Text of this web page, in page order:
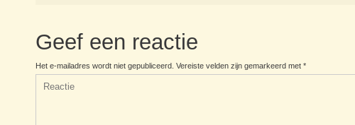
Geef een reactie
Het e-mailadres wordt niet gepubliceerd. Vereiste velden zijn gemarkeerd met *